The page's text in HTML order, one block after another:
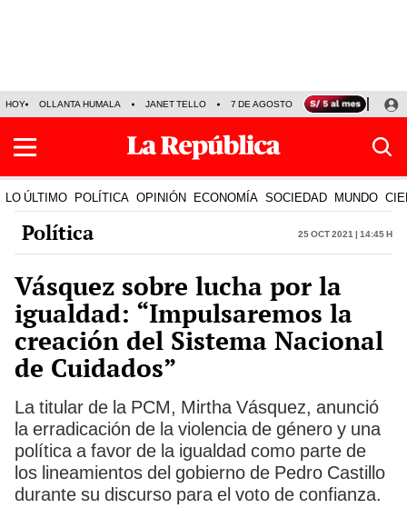
HOY OLLANTA HUMALA JANET TELLO 7 DE AGOSTO TINKA RESULTADOS
LO ÚLTIMO POLÍTICA OPINIÓN ECONOMÍA SOCIEDAD MUNDO
Política 25 Oct 2021 | 14:45 h
Vásquez sobre lucha por la
igualdad: “Impulsaremos la
creación del Sistema Nacional
de Cuidados”
La titular de la PCM, Mirtha Vásquez, anunció
la erradicación de la violencia de género y una
política a favor de la igualdad como parte de
los lineamientos del gobierno de Pedro Castillo
durante su discurso para el voto de confianza.